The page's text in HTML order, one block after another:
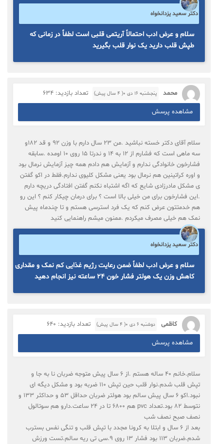
دکتر سعید یزدانخواه
سلام و عرض ادب احتمالاً آریتمی قلبی است لطفاً در زمانی که
طپش قلب دارید یک نوار قلب بگیرید
محمد پنجشنبه ۱۶ دی ۰( 4 سال پیش) تعداد بازدید: 634
مشاهده پرسش
سلام آقای دکتر خسته نباشید .من ۲۳ سال دارم با وزن 9۲ و قد ۱۸۲و
سه ماهی است که فشارم از ۱۲ به ۱۴ و ندرتا ۱۵ روی ۱۰ اومده .سابقه
فشارخون خانوادگی ندارم و آزمایش هم دادم همه چیز آزمایش نرمال بود
و اوره کراتینین هم نرمال بود یعنی مشکل کلیوی ندارم.فقط در اکو گفتن
ی مشکل مادرزادی شایع که اگه اشتباه نکنم گفتن افتادگی دریچه دارم
.این فشارخون برای من خیلی بالا است ؟ برای درمان چیکار کنم ؟ این رو
هم خدمتتون عرض کنم که یک فرد استرسی هستم و تا چندماه پیش
نمک هم خیلی مصرف میکردم ‌.ممنون میشم راهنمایی کنید
دکتر سعید یزدانخواه
سلام و عرض ادب لطفاً ضمن رعایت رژیم غذایی کم نمک و مقداری
کاهش وزن یک هولتر فشار خون ۲۴ ساعته نیز انجام دهید
کاظمی دوشنبه ۶ دی ۰( 4 سال پیش) تعداد بازدید: 640
مشاهده پرسش
سلام.خانم ۴۰ ساله هستم .از ۶ سال پیش متوجه ضربان نا به جا و
تپش قلب شدم.نوار قلب حین تپش ۱۱۰ ضربه بود و مشکل دیگه ای
نبود.اکو ۶ سال پیش سالم بود هولتر ضربان حداقل ۵۳ و حداکثر ۱۳۳ و
نتوسط ۸۲ بود.تعداد pvc هم ۶۸۰۰ تا در ۲۴ ساعت.دارو هم سوتالول
نصف صبح نصف شب
بعد از ۶ سال و ابتلا به کرونا مجدد با تپش قلب و تنگی نفس بسترب
شدم.ضربان ۱۱۳ بود فشار ۱۳ روی ۹.سی تی ریه سالم.تست ورزش